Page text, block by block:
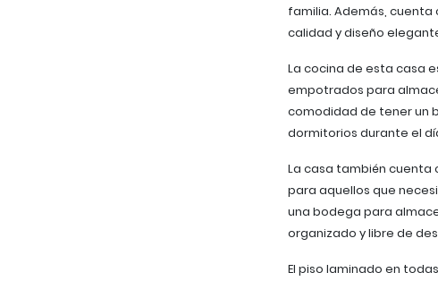
familia. Además,
calidad y diseño
La cocina de esta casa
empotrados para
comodidad de tener un
dormitorios durante el
La casa también cuenta
para aquellos que
una bodega para
organizado y libre de
El piso laminado en